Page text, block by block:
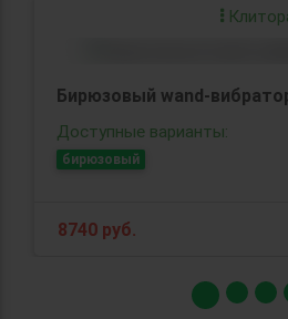
Бирюзовый wand-
Доступные варианты:
бирюзовый
8740 руб.